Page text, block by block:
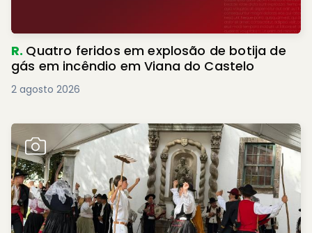
R. Quatro feridos em explosão de botija de
gás em incêndio em Viana do Castelo
2 agosto 2026